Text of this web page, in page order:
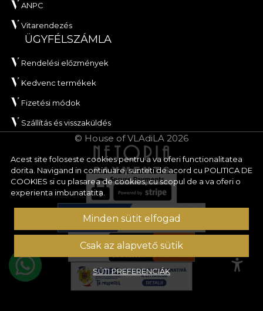
Acest site foloseste cookies pentru a va oferi functionalitatea
dorita. Navigand in continuare, sunteti de acord cu POLITICA DE
COOKIES si cu plasarea de cookies, cu scopul de a va oferi o
experienta imbunatatita.
Minden sütit elfogad
Csak az alapvető sütik
SÜTI PREFERENCIÁK
ANPC
Vitarendezés
ÜGYFÉLSZÁMLA
Rendelési előzmények
Kedvenc termékek
Fizetési módok
Szállítás és visszaküldés
© House of VLAdiLA 2026